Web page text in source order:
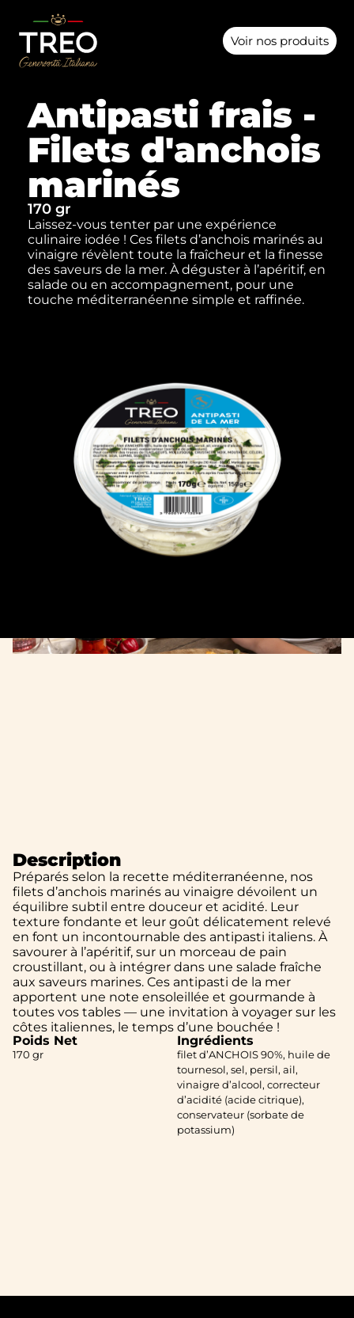
Voir nos produits
Antipasti frais -
Filets d'anchois
marinés
170 gr
Laissez-vous tenter par une expérience
culinaire iodée ! Ces filets d’anchois marinés au
vinaigre révèlent toute la fraîcheur et la finesse
des saveurs de la mer. À déguster à l’apéritif, en
salade ou en accompagnement, pour une
touche méditerranéenne simple et raffinée.
Description
Préparés selon la recette méditerranéenne, nos
filets d’anchois marinés au vinaigre dévoilent un
équilibre subtil entre douceur et acidité. Leur
texture fondante et leur goût délicatement relevé
en font un incontournable des antipasti italiens. À
savourer à l’apéritif, sur un morceau de pain
croustillant, ou à intégrer dans une salade fraîche
aux saveurs marines. Ces antipasti de la mer
apportent une note ensoleillée et gourmande à
toutes vos tables — une invitation à voyager sur les
côtes italiennes, le temps d’une bouchée !
Poids Net
170 gr
Ingrédients
filet d’ANCHOIS 90%, huile de
tournesol, sel, persil, ail,
vinaigre d’alcool, correcteur
d’acidité (acide citrique),
conservateur (sorbate de
potassium)